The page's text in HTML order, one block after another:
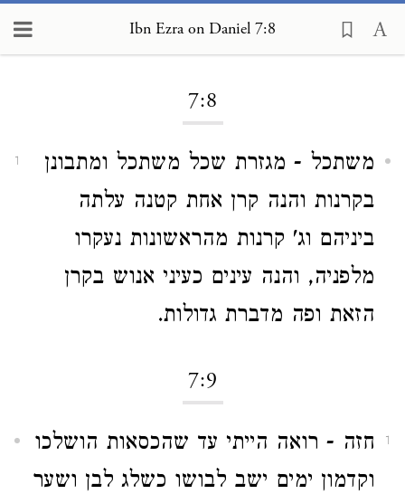
Ibn Ezra on Daniel 7:8
7:8
1
משתכל - מגזרת שכל משתכל ומתבונן
בקרנות והנה קרן אחת קטנה עלתה
ביניהם וג' קרנות מהראשונות נעקרו
מלפניה, והנה עינים כעיני אנוש בקרן
הזאת ופה מדברת גדולות.
7:9
1
חזה - רואה הייתי עד שהכסאות הושלכו
וקדמון ימים ישב לבושו כשלג לבן ושער